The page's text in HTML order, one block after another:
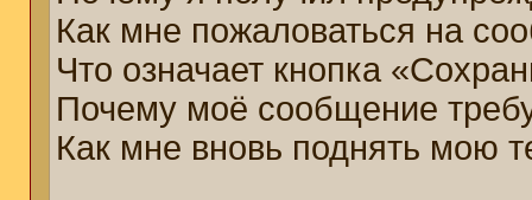
Как мне пожаловаться на
Что означает кнопка
Почему моё сообщение
Как мне вновь поднять мою